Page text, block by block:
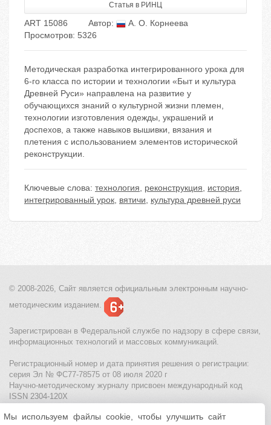
Статья в РИНЦ
ART 15086 Автор:
А. О. Корнеева
Просмотров: 5326
Методическая разработка интегрированного урока для
6-го класса по истории и технологии «Быт и культура
Древней Руси» направлена на развитие у
обучающихся знаний о культурной жизни племен,
технологии изготовления одежды, украшений и
доспехов, а также навыков вышивки, вязания и
плетения с использованием элементов исторической
реконструкции.
Ключевые слова: технология, реконструкция, история,
интегрированный урок, вятичи, культура древней руси
© 2008-2026, Сайт является официальным электронным научно-
методическим изданием.
Зарегистрирован в Федеральной службе по надзору в сфере связи,
информационных технологий и массовых коммуникаций.
Регистрационный номер и дата принятия решения о регистрации:
серия Эл № ФС77-78575 от 08 июля 2020 г
Научно-методическому журналу присвоен международный код
ISSN 2304-120X
МЦИТО|Школьные олимпиады и онлайн конкурсы для детей
Мы используем файлы cookie, чтобы улучшить сайт